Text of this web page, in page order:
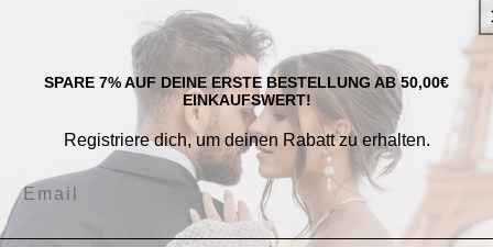
Optionen auswählen
Preis
SPARE 7% AUF DEINE ERSTE BESTELLUNG AB 50,00€
EINKAUFSWERT!
Registriere dich, um deinen Rabatt zu erhalten.